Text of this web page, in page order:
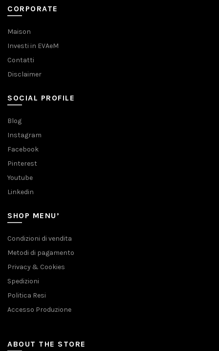
CORPORATE
Maison
Investi in EVAeM
Contatti
Disclaimer
SOCIAL PROFILE
Blog
Instagram
Facebook
Pinterest
Youtube
Linkedin
SHOP MENU’
Condizioni di vendita
Metodi di pagamento
Privacy & Cookies
Spedizioni
Politica Resi
Accesso Produzione
ABOUT THE STORE